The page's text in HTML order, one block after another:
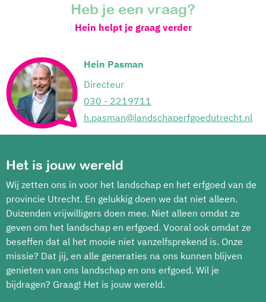
Heb je een vraag?
Hein helpt je graag verder
Hein Pasman
Directeur
030 - 2219711
h.pasman@landschaperfgoedutrecht.nl
Het is jouw wereld
Wij zetten ons in voor het landschap en het erfgoed van de
provincie Utrecht. En gelukkig doen we dat niet alleen.
Duizenden vrijwilligers doen mee. Niet alleen omdat ze
geven om het landschap en erfgoed. Vooral ook omdat ze
beseffen dat al het mooie niet vanzelfsprekend is. Onze
missie? Dat jij, en alle generaties na ons kunnen blijven
genieten van ons landschap en ons erfgoed. Wil je
bijdragen? Graag! Het is jouw wereld.